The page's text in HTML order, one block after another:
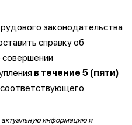
законодательства
справку об
совершении
в течение 5 (пяти)
информацию и